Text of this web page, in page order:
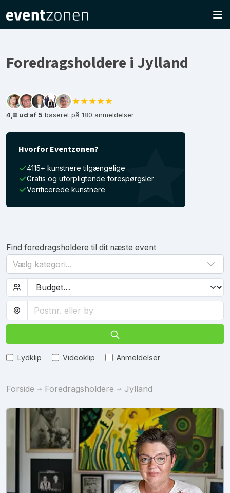
Foredragsholdere i Jylland
★★★★★
4,8 ud af 5 baseret på 180 anmeldelser
Hvorfor Eventzonen?
4115+ kunstnere tilgængelige
Gratis og uforpligtende forespørgsler
Verificerede kunstnere
Find foredragsholdere til dit næste event
Vælg kategori...
Lydklip Videoklip Anmeldelser
Forside Foredragsholdere Jylland